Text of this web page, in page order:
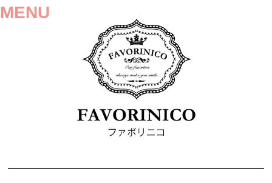
MENU